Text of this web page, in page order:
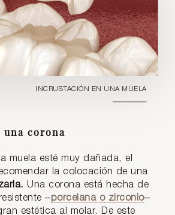
INCRUSTACIÓN EN UNA MUELA
una corona
muela esté muy dañada, el
la colocación de una
Una corona está hecha de
–porcelana o zirconio–
estética al molar. De este